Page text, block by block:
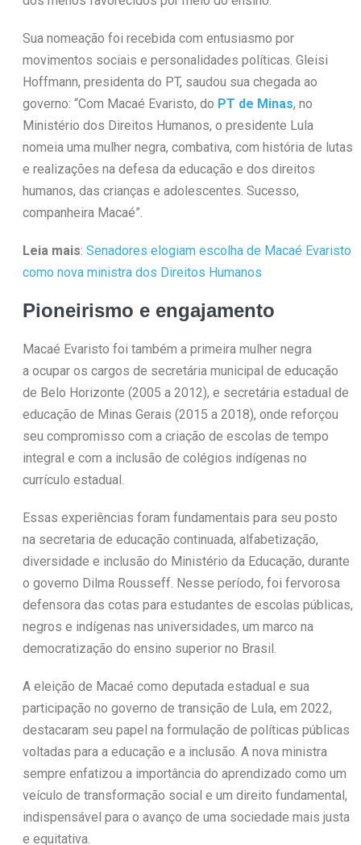
Sua nomeação foi recebida com entusiasmo por
movimentos sociais e personalidades políticas. Gleisi
Hoffmann, presidenta do PT, saudou sua chegada ao
governo: “Com Macaé Evaristo, do PT de Minas, no
Ministério dos Direitos Humanos, o presidente Lula
nomeia uma mulher negra, combativa, com história de lutas
e realizações na defesa da educação e dos direitos
humanos, das crianças e adolescentes. Sucesso,
companheira Macaé”.
Leia mais: Senadores elogiam escolha de Macaé Evaristo
como nova ministra dos Direitos Humanos
Pioneirismo e engajamento
Macaé Evaristo foi também a primeira mulher negra
a ocupar os cargos de secretária municipal de educação
de Belo Horizonte (2005 a 2012), e secretária estadual de
educação de Minas Gerais (2015 a 2018), onde reforçou
seu compromisso com a criação de escolas de tempo
integral e com a inclusão de colégios indígenas no
currículo estadual.
Essas experiências foram fundamentais para seu posto
na secretaria de educação continuada, alfabetização,
diversidade e inclusão do Ministério da Educação, durante
o governo Dilma Rousseff. Nesse período, foi fervorosa
defensora das cotas para estudantes de escolas públicas,
negros e indígenas nas universidades, um marco na
democratização do ensino superior no Brasil.
A eleição de Macaé como deputada estadual e sua
participação no governo de transição de Lula, em 2022,
destacaram seu papel na formulação de políticas públicas
voltadas para a educação e a inclusão. A nova ministra
sempre enfatizou a importância do aprendizado como um
veículo de transformação social e um direito fundamental,
indispensável para o avanço de uma sociedade mais justa
e equitativa.